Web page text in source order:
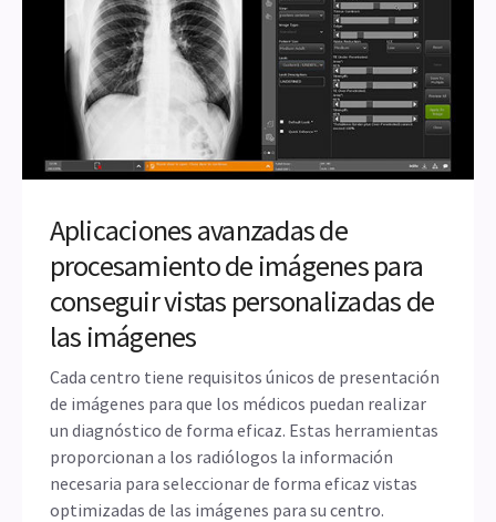
Aplicaciones avanzadas de
procesamiento de imágenes para
conseguir vistas personalizadas de
las imágenes
Cada centro tiene requisitos únicos de presentación
de imágenes para que los médicos puedan realizar
un diagnóstico de forma eficaz. Estas herramientas
proporcionan a los radiólogos la información
necesaria para seleccionar de forma eficaz vistas
optimizadas de las imágenes para su centro.